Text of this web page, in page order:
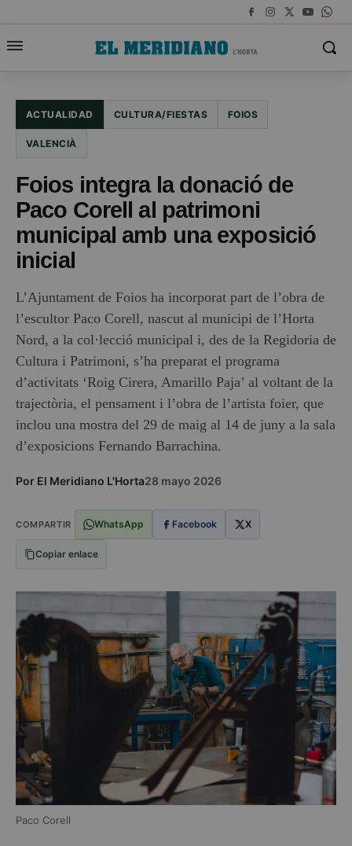
ACTUALIDAD CULTURA/FIESTAS FOIOS
VALENCIÀ
Foios integra la donació de
Paco Corell al patrimoni
municipal amb una exposició
inicial
L’Ajuntament de Foios ha incorporat part de l’obra de
l’escultor Paco Corell, nascut al municipi de l’Horta
Nord, a la col·lecció municipal i, des de la Regidoria de
Cultura i Patrimoni, s’ha preparat el programa
d’activitats ‘Roig Cirera, Amarillo Paja’ al voltant de la
trajectòria, el pensament i l’obra de l’artista foier, que
inclou una mostra del 29 de maig al 14 de juny a la sala
d’exposicions Fernando Barrachina.
Por El Meridiano L'Horta28 mayo 2026
COMPARTIR WhatsApp Facebook X
Copiar enlace
Paco Corell